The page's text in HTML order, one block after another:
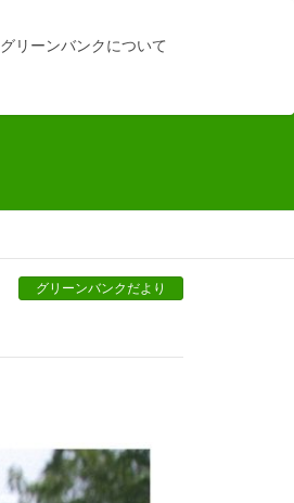
グリーンバンクについて
グリーンバンクだより